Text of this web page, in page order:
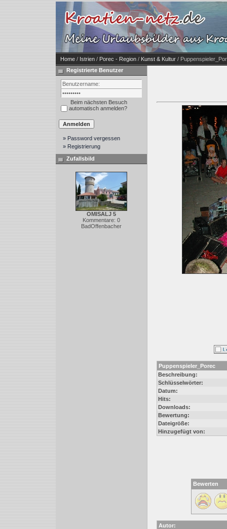
Home / Istrien / Porec - Region / Kunst & Kultur /
Registrierte Benutzer
Beim nächsten Besuch
automatisch anmelden?
» Password vergessen
» Registrierung
Zufallsbild
OMISALJ 5
Kommentare: 0
BadOffenbacher
Puppenspieler_Porec
Beschreibung:
Schlüsselwörter:
Datum:
Hits:
Downloads:
Bewertung:
Dateigröße:
Hinzugefügt von:
Bewerten
Autor: